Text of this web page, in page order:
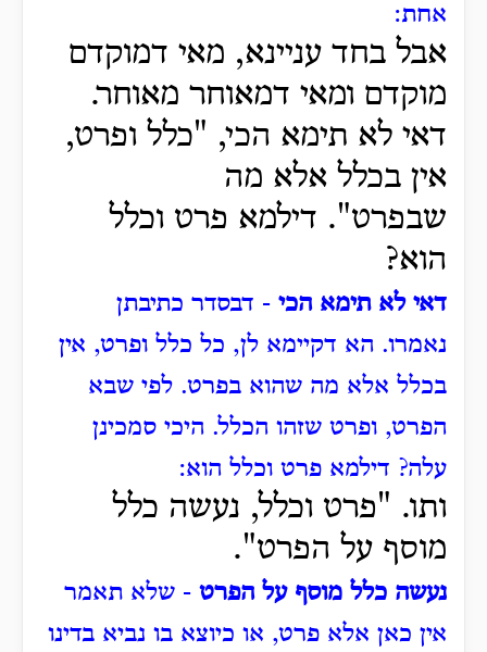
אחת:
אבל בחד עניינא, מאי דמוקדם
מוקדם ומאי דמאוחר מאוחר.
דאי לא תימא הכי, "כלל ופרט,
אין בכלל אלא מה
שבפרט". דילמא פרט וכלל
הוא?
דאי לא תימא הכי - דבסדר כתיבתן
נאמרו. הא דקיימא לן, כל כלל ופרט, אין
בכלל אלא מה שהוא בפרט. לפי שבא
הפרט, ופרט שזהו הכלל. היכי סמכינן
עלה? דילמא פרט וכלל הוא:
ותו. "פרט וכלל, נעשה כלל
מוסף על הפרט".
נעשה כלל מוסף על הפרט - שלא תאמר
אין כאן אלא פרט, או כיוצא בו נביא בדינו